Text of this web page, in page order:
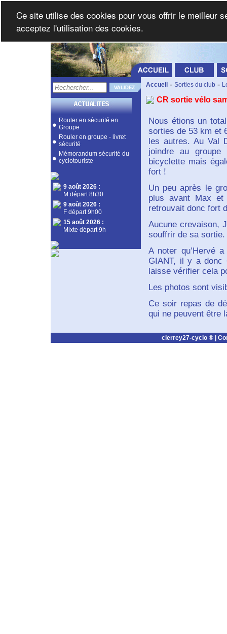
Rouler en sécurité en
Groupe
Rouler en groupe - livret
sécurité
Mémorandum sécurité du
cyclotouriste
9 août 2026 :
M départ 8h30
9 août 2026 :
F départ 9h00
15 août 2026 :
Mixte départ 9h
Accueil - Sorties du club -
CR sortie vélo
Nous étions un
sorties de 53 km et
les autres. Au Val
joindre au groupe
bicyclette mais
fort !
Un peu après le
plus avant Max
retrouvait donc fort
Aucune crevaison,
souffrir de sa sortie.
A noter qu’Hervé
GIANT, il y a donc
laisse vérifier cela
Les photos sont
Ce soir repas de
qui ne peuvent être
cierrey27-cyclo ® |
Ce site utilise des cookies pour vous offrir le meilleur
acceptez l'utilisation des cookies.